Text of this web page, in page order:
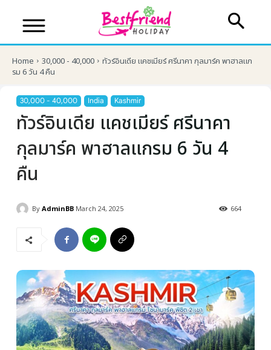
บริษัทเบสเฟรนด์ ฮอลิเดย์
เส้นทางที่ต้องการ
หน้าแรก
Home 30,000 - 40,000
ทัวร์อินเดีย แคชเมียร์ ศรีนาคา กุลมาร์ค พาฮาลแก
รม 6 วัน 4 คืน
30,000 - 40,000 India Kashmir
ทัวร์อินเดีย แคชเมียร์ ศรีนาคา
กุลมาร์ค พาฮาลแกรม 6 วัน 4
คืน
By AdminBB March 24, 2025 664